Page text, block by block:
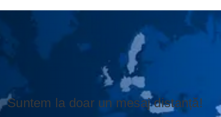
Suntem la doar un mesaj distanță!